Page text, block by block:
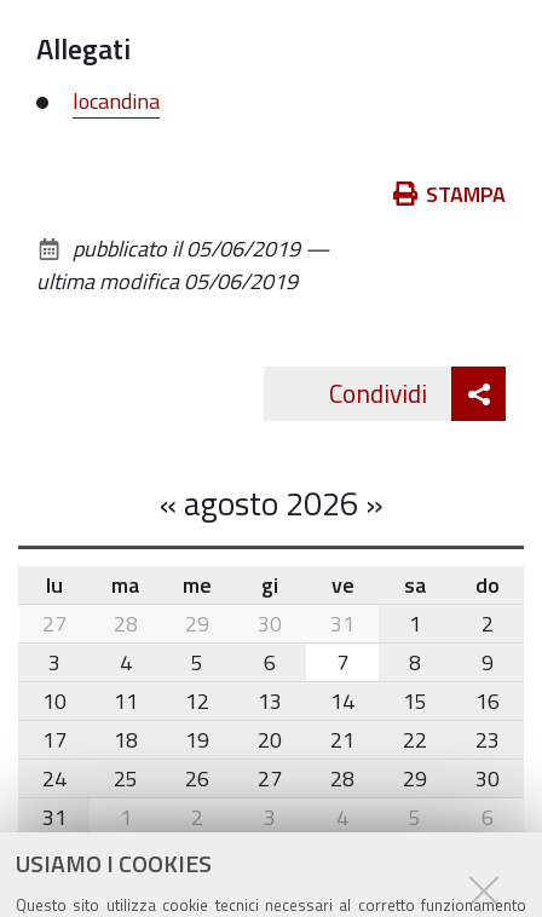
USIAMO I COOKIES
Questo sito utilizza cookie tecnici necessari al corretto funzionamento
Allegati
locandina
documento
STAMPA
pubblicato il05/06/2019—
ultima modifica05/06/2019
Condividi
«agosto 2026 »
month-
8
lu ma me gi ve sa
do
27
28 29 30 31 1
2
3
4 5 6 7 8
9
10
11 12 13 14 15
16
17
18 19 20 21 22
23
24
25 26 27 28 29
30
31
1 2 3 4 5 6
Agenda eventi